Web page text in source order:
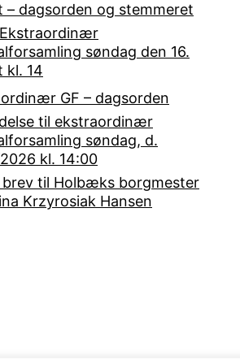
– dagsorden og stemmeret
søndag den 16.
kl. 14
GF – dagsorden
til ekstraordinær
søndag, d.
kl. 14:00
brev til Holbæks borgmester
Krzyrosiak Hansen